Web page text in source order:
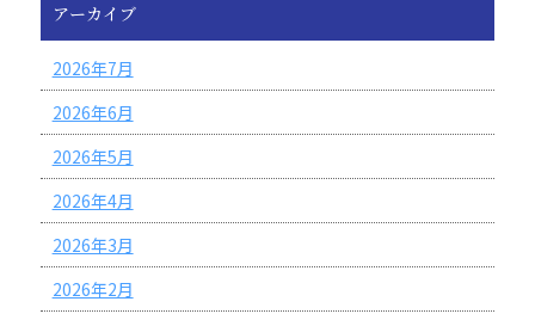
アーカイブ
2026年7月
2026年6月
2026年5月
2026年4月
2026年3月
2026年2月